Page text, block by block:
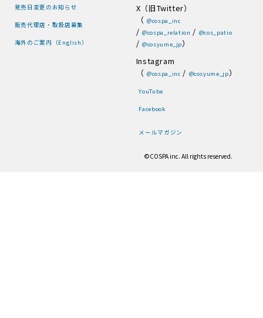
発売日変更のお知らせ
販売代理店・取扱店募集
海外のご案内（English）
X（旧Twitter）
（ @cospa_inc
/ @cospa_relation / @cos_patio
/ @cosyume_jp）
Instagram
（ @cospa_inc / @cosyume_jp）
YouTube
Facebook
メールマガジン
©COSPA inc. All rights reserved.